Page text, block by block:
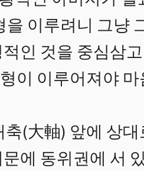
이루려니 그냥
인 것을 중심삼
이 이루어져야
(大軸) 앞에 상
에 동위권에 서